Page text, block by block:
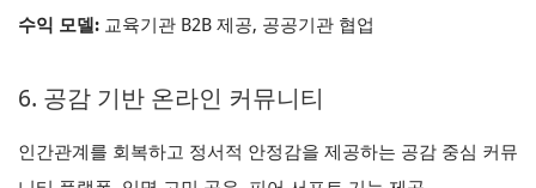
수익 모델: 교육기관 B2B 제공, 공공기관 협업
6. 공감 기반 온라인 커뮤니티
인간관계를 회복하고 정서적 안정감을 제공하는 공감 중심 커뮤